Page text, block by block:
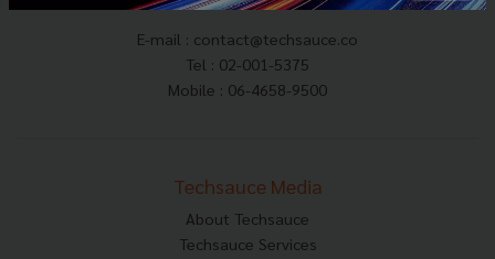
E-mail : contact@techsauce.co
Tel : 02-001-5375
Mobile : 06-4658-9500
Techsauce Media
About Techsauce
Techsauce Services